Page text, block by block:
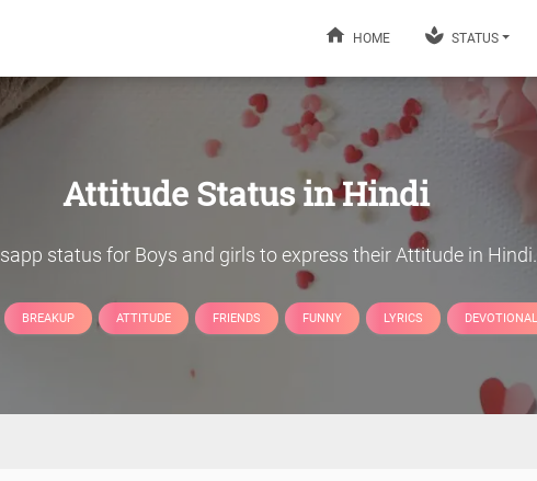
HOME STATUS
Attitude Status in Hindi
status for Boys and girls to express their Attitude in Hindi.
BREAKUP ATTITUDE FRIENDS FUNNY LYRICS DEVOTIONAL